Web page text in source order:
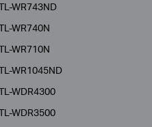
WR743ND
WR740N
WR710N
WR1045ND
WDR4300
WDR3500